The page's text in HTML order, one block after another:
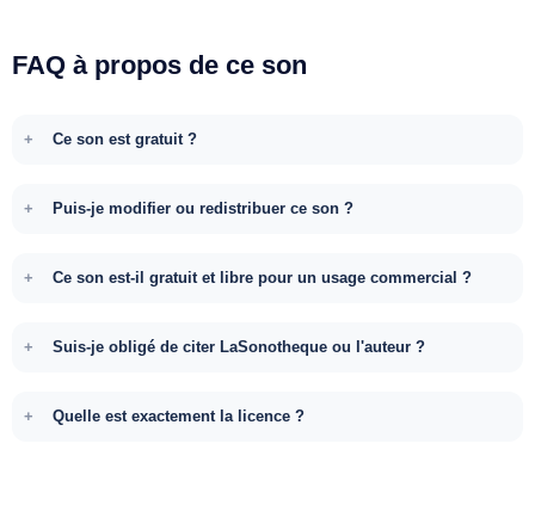
FAQ à propos de ce son
Ce son est gratuit ?
Puis-je modifier ou redistribuer ce son ?
Ce son est-il gratuit et libre pour un usage commercial ?
Suis-je obligé de citer LaSonotheque ou l'auteur ?
Quelle est exactement la licence ?